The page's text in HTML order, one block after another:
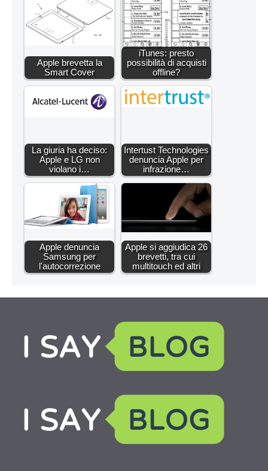
Apple brevetta la
Smart Cover
iTunes: presto
possibilità di acquisti
offline?
La giuria ha deciso:
Apple e LG non
violano i…
Intertust Technologies
denuncia Apple per
infrazione…
Apple denuncia
Samsung per
l'autocorrezione
Apple si aggiudica 26
brevetti, tra cui
multitouch ed altri